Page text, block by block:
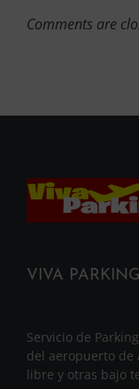
Comments are
VIVA PARKING
Servicio de
del aeropuerto de
libre y otras bajo